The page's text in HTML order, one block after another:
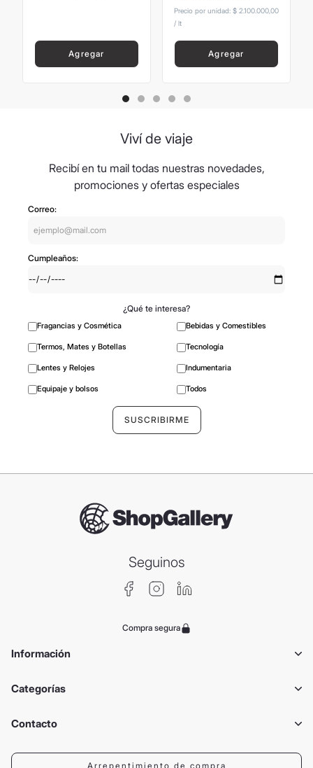
Agregar
Precio por unidad: $ 2.100.000,00
/ lt
Agregar
Viví de viaje
Recibí en tu mail todas nuestras novedades,
promociones y ofertas especiales
Correo:
Cumpleaños:
¿Qué te interesa?
Fragancias y Cosmética Bebidas y Comestibles
Termos, Mates y Botellas Tecnología
Lentes y Relojes Indumentaria
Equipaje y bolsos Todos
Seguinos
Compra segura
Información
Categorías
Contacto
Arrepentimiento de compra